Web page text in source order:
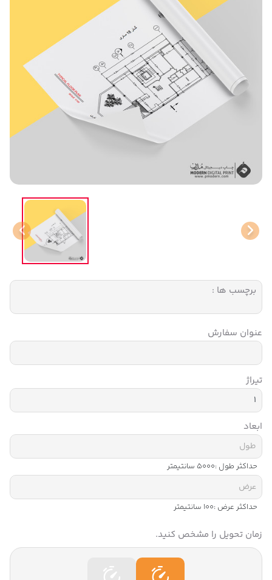
برچسب ها :
عنوان سفارش
تیراژ
ابعاد
حداکثر طول :5000 سانتیمتر
حداکثر عرض :100 سانتیمتر
زمان تحویل را مشخص کنید.